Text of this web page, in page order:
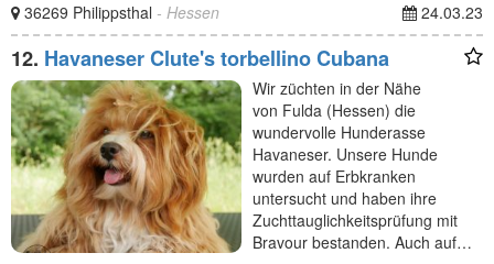
36269 Philippsthal - Hessen 24.03.23
12. Havaneser Clute's torbellino Cubana
Wir züchten in der Nähe
von Fulda (Hessen) die
wundervolle Hunderasse
Havaneser. Unsere Hunde
wurden auf Erbkranken
untersucht und haben ihre
Zuchttauglichkeitsprüfung mit
Bravour bestanden. Auch auf…